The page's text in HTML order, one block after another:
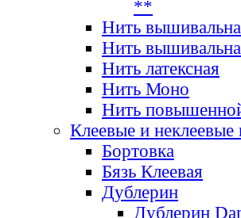
**
Нить
Нить
Нить латексная
Нить Моно
Нить
Клеевые и
Бортовка
Бязь Клеевая
Дублерин
Дублерин